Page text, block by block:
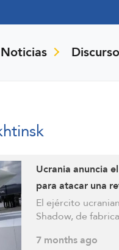
Noticias
Ucrania anuncia
para atacar una
El ejército
Shadow, de
7 months ago